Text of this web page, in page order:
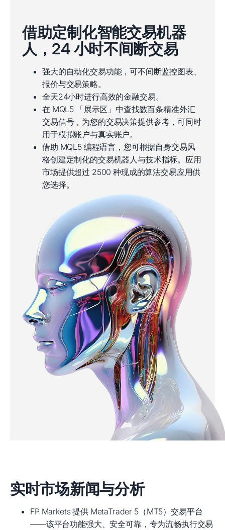
借助定制化智能交易机器
人，24 小时不间断交易
强大的自动化交易功能，可不间断监控图表、
报价与交易策略。
全天24小时进行高效的金融交易。
在 MQL5 「展示区」中查找数百条精准外汇
交易信号，为您的交易决策提供参考，可同时
用于模拟账户与真实账户。
借助 MQL5 编程语言，您可根据自身交易风
格创建定制化的交易机器人与技术指标。应用
市场提供超过 2500 种现成的算法交易应用供
您选择。
实时市场新闻与分析
FP Markets 提供 MetaTrader 5（MT5）交易平台
——该平台功能强大、安全可靠，专为流畅执行交易